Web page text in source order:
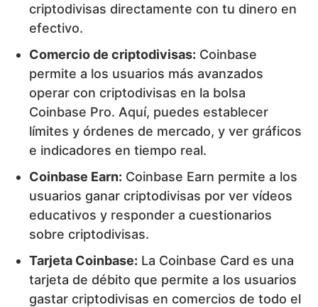
criptodivisas directamente con tu dinero en
efectivo.
Comercio de criptodivisas: Coinbase
permite a los usuarios más avanzados
operar con criptodivisas en la bolsa
Coinbase Pro. Aquí, puedes establecer
límites y órdenes de mercado, y ver gráficos
e indicadores en tiempo real.
Coinbase Earn: Coinbase Earn permite a los
usuarios ganar criptodivisas por ver vídeos
educativos y responder a cuestionarios
sobre criptodivisas.
Tarjeta Coinbase: La Coinbase Card es una
tarjeta de débito que permite a los usuarios
gastar criptodivisas en comercios de todo el